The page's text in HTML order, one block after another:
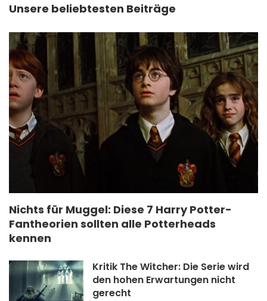
Unsere beliebtesten Beiträge
Nichts für Muggel: Diese 7 Harry Potter-
Fantheorien sollten alle Potterheads
kennen
Kritik The Witcher: Die Serie wird
den hohen Erwartungen nicht
gerecht